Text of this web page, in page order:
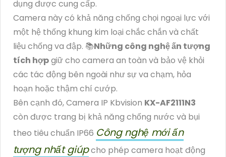
dụng được cung cấp.
Camera này có khả năng chống chọi ngoại lực với
một hệ thống khung kim loại chắc chắn và chất
liệu chống va đập. 📚Những công nghệ ấn tượng
tích hợpgiữ cho camera an toàn và bảo vệ khỏi
các tác động bên ngoài như sự va chạm, hỏa
hoạn hoặc thậm chí cướp.
Bên cạnh đó, Camera IP Kbvision KX-AF2111N3
còn được trang bị khả năng chống nước và bụi
theo tiêu chuẩn IP66 Công nghệ mới ấn
tượng nhất giúpcho phép camera hoạt động